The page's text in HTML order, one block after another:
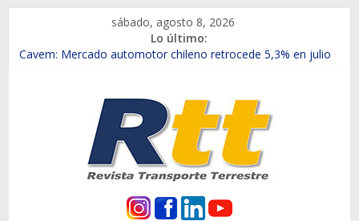
contenido
sábado, agosto 8, 2026
Lo último:
Chile es el primer mercado internacional en lanzar la nueva
Salfa suma vehículos electrificados de Chevrolet en el Biobío
Samex amplía su red con nuevas sucursales en Rancagua y
SINOTRUK Pick-ups presentó la recién estrenada Bolden en
la Expo Compras Públicas 2026